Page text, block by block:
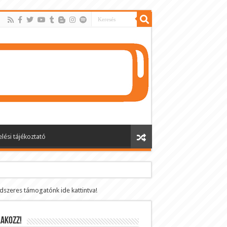
tájékoztató
támogatónk ide kattintva!